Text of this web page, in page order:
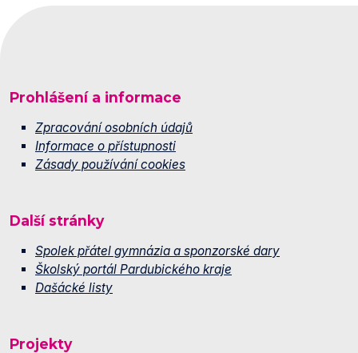
Prohlášení a informace
Zpracování osobních údajů
Informace o přístupnosti
Zásady používání cookies
Další stránky
Spolek přátel gymnázia a sponzorské dary
Školský portál Pardubického kraje
Dašácké listy
Projekty